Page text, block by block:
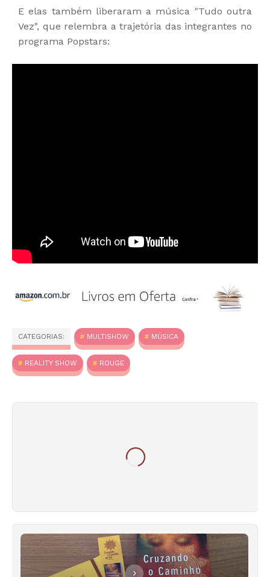
E elas também liberaram a música "Tudo outra
Vez", que relembra a trajetória das integrantes no
programa Popstars:
CATEGORIAS: MULTISHOW MÚSICA
REALITY SHOW ROUGE